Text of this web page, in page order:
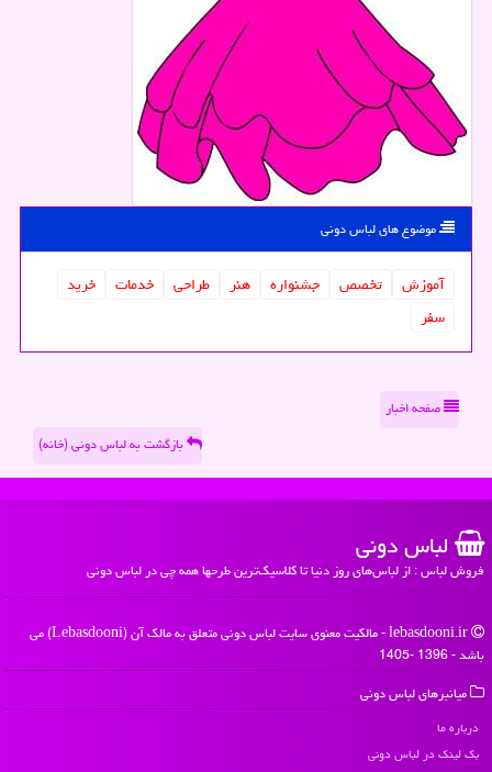
موضوع های لباس دونی
آموزش تخصص جشنواره هنر طراحی خدمات
خرید
سفر
صفحه اخبار
بازگشت به لباس دونی (خانه)
لباس دونی
فروش لباس : از لباس‌های روز دنیا تا کلاسیک‌ترین طرحها همه چی در لباس دونی
lebasdooni.ir - مالکیت معنوی سایت لباس دونی متعلق به مالک آن (Lebasdooni) می
باشد - 1396 -1405
میانبرهای لباس دونی
درباره ما
بک لینک در لباس دونی